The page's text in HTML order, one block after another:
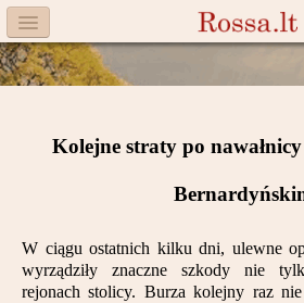
Menu
Facebook
Komitet
Moneta
Kolejne straty po
W ciągu ostatnich kilku dni, ulewne
wyrządziły znaczne szkody nie
rejonach stolicy. Burza kolejny raz nie